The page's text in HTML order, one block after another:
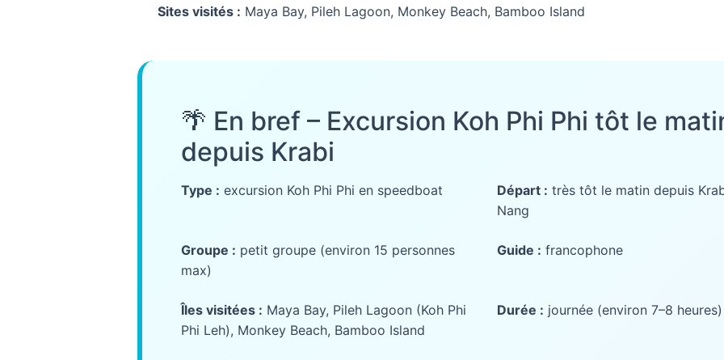
Sites visités : Maya Bay, Pileh Lagoon, Monkey Beach, Bamboo Island
🌴 En bref – Excursion Koh Phi Phi tôt le
depuis Krabi
Type : excursion Koh Phi Phi en speedboat Départ : très tôt le matin depuis
Nang
Groupe : petit groupe (environ 15 personnes
max)
Guide : francophone
Îles visitées : Maya Bay, Pileh Lagoon (Koh Phi
Phi Leh), Monkey Beach, Bamboo Island
Durée : journée (environ 7–8 heures)